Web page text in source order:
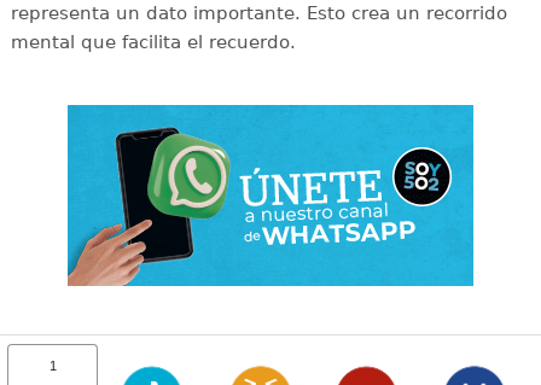
representa un dato importante. Esto crea un recorrido
mental que facilita el recuerdo.
1